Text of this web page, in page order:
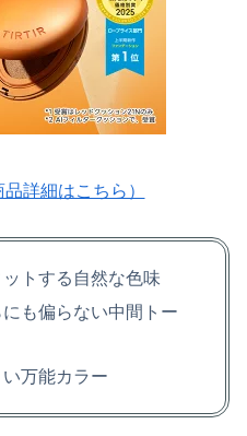
詳細はこちら）
トする自然な色味
も偏らない中間トー
万能カラー